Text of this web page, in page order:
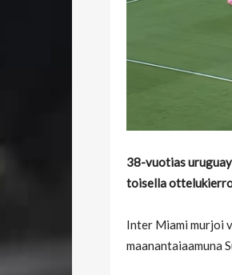
38-vuotias
toisella
Inter Miami murjoi
maanantaiaamuna